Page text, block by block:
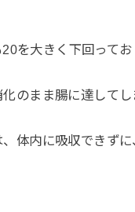
を大きく下回ってお
のまま腸に達してし
体内に吸収できずに